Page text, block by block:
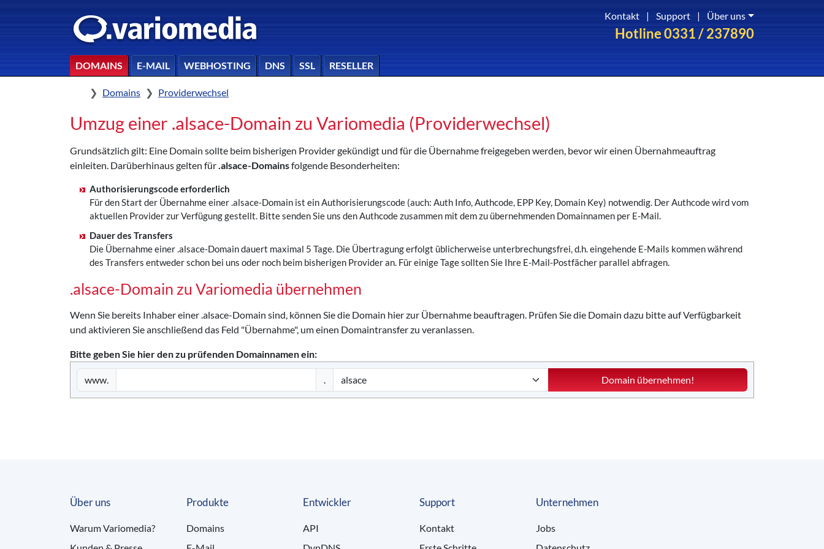
Hotline 0331 / 237890
Kontakt | Support | Über uns
DOMAINS E-MAIL WEBHOSTING DNS SSL RESELLER
HomeDomains Providerwechsel
Umzug einer .alsace-Domain zu Variomedia (Providerwechsel)
Grundsätzlich gilt: Eine Domain sollte beim bisherigen Provider gekündigt und für die Übernahme freigegeben werden, bevor wir einen Übernahmeauftrag
einleiten. Darüberhinaus gelten für.alsace-Domainsfolgende Besonderheiten:
Authorisierungscode erforderlich
Für den Start der Übernahme einer .alsace-Domain ist ein Authorisierungscode (auch: Auth Info, Authcode, EPP Key, Domain Key) notwendig. Der Authcode wird vom
aktuellen Provider zur Verfügung gestellt. Bitte senden Sie uns den Authcode zusammen mit dem zu übernehmenden Domainnamen per E-Mail.
Dauer des Transfers
Die Übernahme einer .alsace-Domain dauert maximal 5 Tage. Die Übertragung erfolgt üblicherweise unterbrechungsfrei, d.h. eingehende E-Mails kommen während
des Transfers entweder schon bei uns oder noch beim bisherigen Provider an. Für einige Tage sollten Sie Ihre E-Mail-Postfächer parallel abfragen.
.alsace-Domain zu Variomedia übernehmen
Wenn Sie bereits Inhaber einer .alsace-Domain sind, können Sie die Domain hier zur Übernahme beauftragen. Prüfen Sie die Domain dazu bitte auf Verfügbarkeit
und aktivieren Sie anschließend das Feld "Übernahme", um einen Domaintransfer zu veranlassen.
Bitte geben Sie hier den zu prüfenden Domainnamen ein:
www. . Domain übernehmen!
Über uns
Warum Variomedia?
Produkte
Domains
Entwickler
API
Support
Kontakt
Unternehmen
Jobs